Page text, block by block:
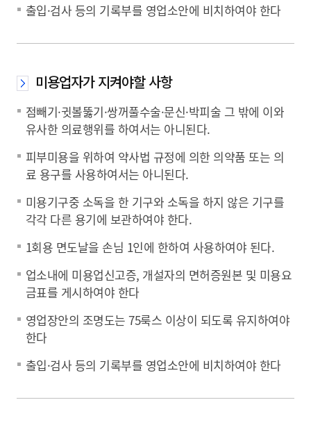
출입·검사 등의 기록부를 영업소안에 비치하여야 한다
미용업자가 지켜야할 사항
점빼기·귓볼뚫기·쌍꺼풀수술·문신·박피술 그 밖에 이와
유사한 의료행위를 하여서는 아니된다.
피부미용을 위하여 약사법 규정에 의한 의약품 또는 의
료 용구를 사용하여서는 아니된다.
미용기구중 소독을 한 기구와 소독을 하지 않은 기구를
각각 다른 용기에 보관하여야 한다.
1회용 면도날을 손님 1인에 한하여 사용하여야 된다.
업소내에 미용업신고증, 개설자의 면허증원본 및 미용요
금표를 게시하여야 한다
영업장안의 조명도는 75룩스 이상이 되도록 유지하여야
한다
출입·검사 등의 기록부를 영업소안에 비치하여야 한다